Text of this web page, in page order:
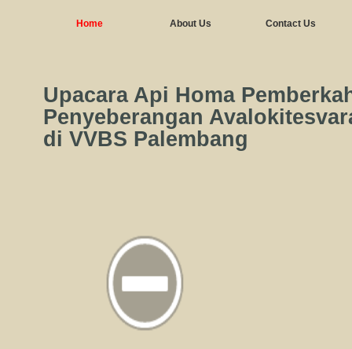
Home About Us Contact Us
Upacara Api Homa
Penyeberangan
di VVBS Palembang